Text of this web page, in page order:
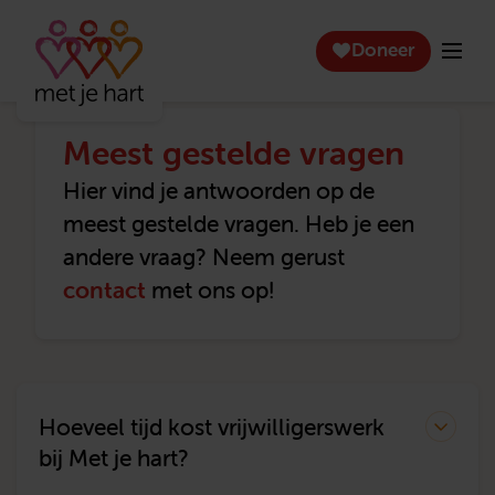
Doneer
Meest gestelde vragen
Hier vind je antwoorden op de
meest gestelde vragen. Heb je een
andere vraag? Neem gerust
contact met ons op!
Hoeveel tijd kost vrijwilligerswerk
bij Met je hart?